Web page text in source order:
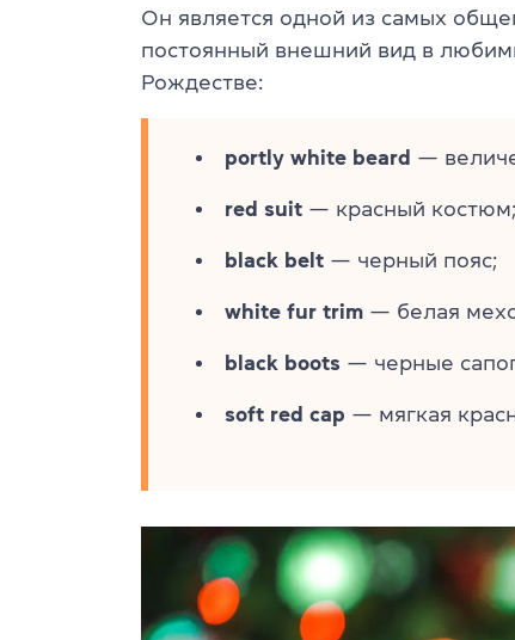
Он является одной из самых
постоянный внешний вид в
Рождестве:
portly white beard —
red suit — красный костюм;
black belt — черный пояс;
white fur trim — белая
black boots — черные
soft red cap — мягкая